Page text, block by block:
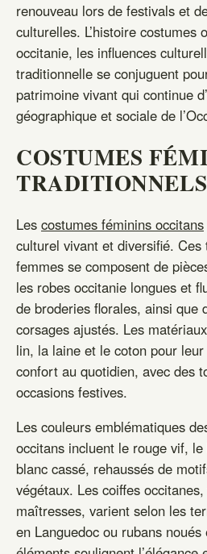
renouveau lors de festivals et
culturelles. L’histoire costumes
occitanie, les influences
traditionnelle se conjuguent
patrimoine vivant qui continue
géographique et sociale de
COSTUMES
Les costumes féminins occitans
culturel vivant et diversifié.
femmes se composent de
les robes occitanie longues et
de broderies florales, ainsi que
corsages ajustés. Les
lin, la laine et le coton pour
confort au quotidien, avec des
occasions festives.
Les couleurs emblématiques
occitans incluent le rouge vif,
blanc cassé, rehaussés de
végétaux. Les coiffes
maîtresses, varient selon les
en Languedoc ou rubans